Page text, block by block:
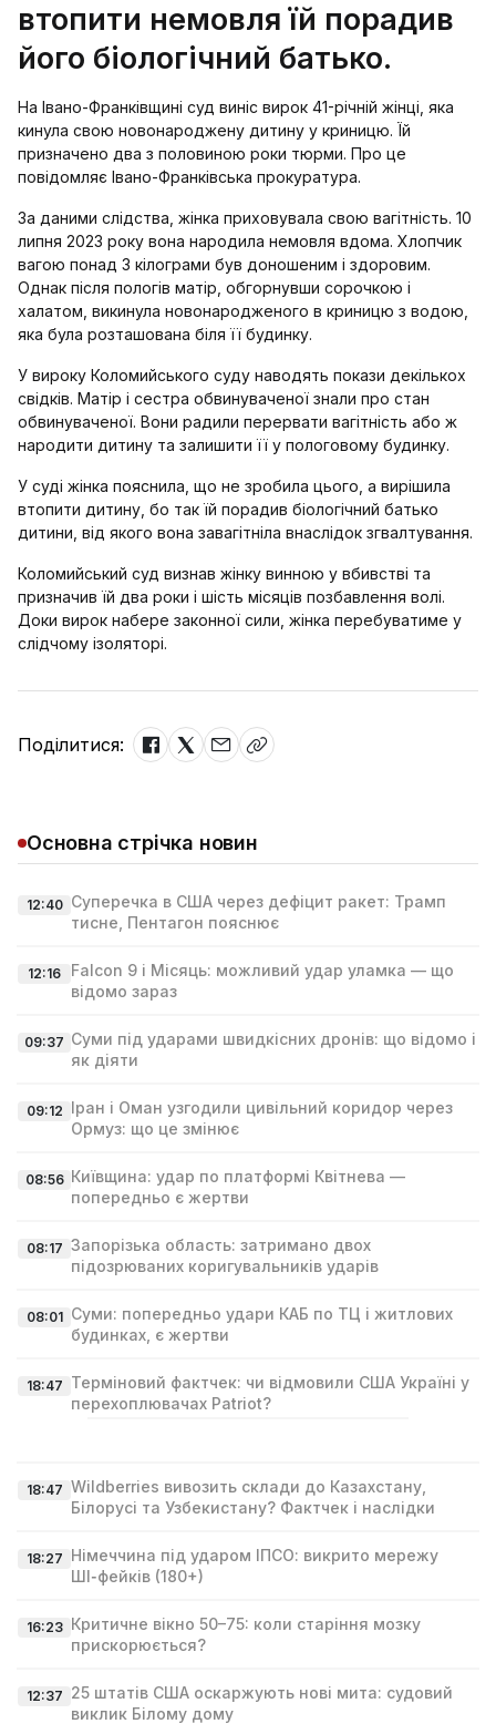
втопити немовля їй порадив
його біологічний батько.
На Івано-Франківщині суд виніс вирок 41-річній жінці, яка
кинула свою новонароджену дитину у криницю. Їй
призначено два з половиною роки тюрми. Про це
повідомляє Івано-Франківська прокуратура.
За даними слідства, жінка приховувала свою вагітність. 10
липня 2023 року вона народила немовля вдома. Хлопчик
вагою понад 3 кілограми був доношеним і здоровим.
Однак після пологів матір, обгорнувши сорочкою і
халатом, викинула новонародженого в криницю з водою,
яка була розташована біля її будинку.
У вироку Коломийського суду наводять покази декількох
свідків. Матір і сестра обвинуваченої знали про стан
обвинуваченої. Вони радили перервати вагітність або ж
народити дитину та залишити її у пологовому будинку.
У суді жінка пояснила, що не зробила цього, а вирішила
втопити дитину, бо так їй порадив біологічний батько
дитини, від якого вона завагітніла внаслідок згвалтування.
Коломийський суд визнав жінку винною у вбивстві та
призначив їй два роки і шість місяців позбавлення волі.
Доки вирок набере законної сили, жінка перебуватиме у
слідчому ізоляторі.
Поділитися:
Основна стрічка новин
12:40 Суперечка в США через дефіцит ракет: Трамп
тисне, Пентагон пояснює
12:16
Falcon 9 і Місяць: можливий удар уламка — що
відомо зараз
09:37 Суми під ударами швидкісних дронів: що відомо і
як діяти
09:12 Іран і Оман узгодили цивільний коридор через
Ормуз: що це змінює
08:56 Київщина: удар по платформі Квітнева —
попередньо є жертви
08:17 Запорізька область: затримано двох
підозрюваних коригувальників ударів
08:01 Суми: попередньо удари КАБ по ТЦ і житлових
будинках, є жертви
18:47 Терміновий фактчек: чи відмовили США Україні у
перехоплювачах Patriot?
18:47 Wildberries вивозить склади до Казахстану,
Білорусі та Узбекистану? Фактчек і наслідки
18:27 Німеччина під ударом ІПСО: викрито мережу
ШІ‑фейків (180+)
16:23 Критичне вікно 50–75: коли старіння мозку
прискорюється?
12:37 25 штатів США оскаржують нові мита: судовий
виклик Білому дому